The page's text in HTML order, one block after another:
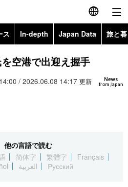
English
简体字
繁體字
العربية
ス In-depth Japan Data 旅と
Images
お知らせ
空港で出迎え握手
News
from Japan
/ 2026.06.08 14:17 更新
他の言語で読む
简体字 繁體字
Français
العربية Русский